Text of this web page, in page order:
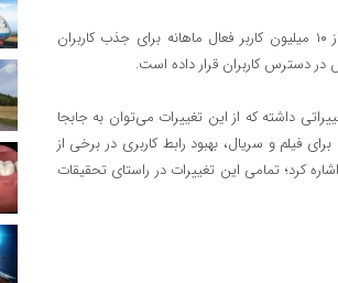
استور اندرویدی مایکت، با بیش از ۳۵۰ هزار برنامه و بازی و بیش از ۱۰ میلیون کاربر فعال ماهانه برای جذب کاربران
در دسترس کاربران قرار داده است.
داشته که از این تغییرات می‌توان به جابجا
فیلم و سریال، بهبود رابط کاربری در برخی از
کرد؛ تمامی این تغییرات در راستای تحقیقات